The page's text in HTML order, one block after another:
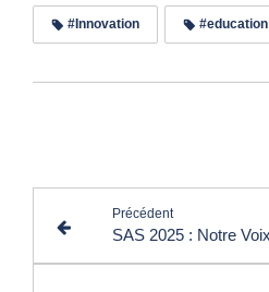
#Innovation #education
Précédent